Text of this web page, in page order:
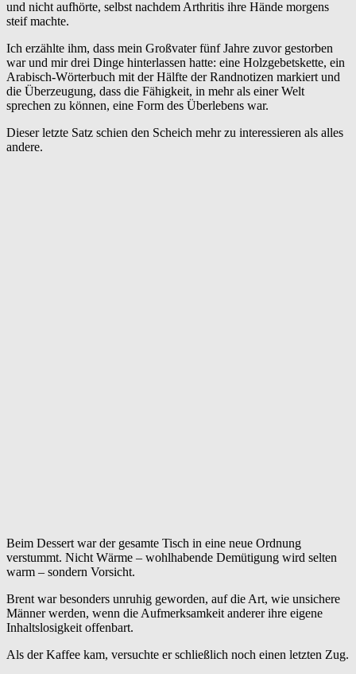
und nicht aufhörte, selbst nachdem Arthritis ihre Hände morgens
steif machte.
Ich erzählte ihm, dass mein Großvater fünf Jahre zuvor gestorben
war und mir drei Dinge hinterlassen hatte: eine Holzgebetskette, ein
Arabisch-Wörterbuch mit der Hälfte der Randnotizen markiert und
die Überzeugung, dass die Fähigkeit, in mehr als einer Welt
sprechen zu können, eine Form des Überlebens war.
Dieser letzte Satz schien den Scheich mehr zu interessieren als alles
andere.
Beim Dessert war der gesamte Tisch in eine neue Ordnung
verstummt. Nicht Wärme – wohlhabende Demütigung wird selten
warm – sondern Vorsicht.
Brent war besonders unruhig geworden, auf die Art, wie unsichere
Männer werden, wenn die Aufmerksamkeit anderer ihre eigene
Inhaltslosigkeit offenbart.
Als der Kaffee kam, versuchte er schließlich noch einen letzten Zug.